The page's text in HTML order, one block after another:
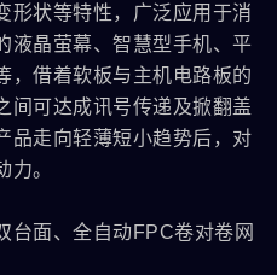
形状等特性，广泛应用于消
液晶萤幕、智慧型手机、平
，借着软板与主机电路板的
间可达成讯号传递及掀翻盖
品走向轻薄短小趋势后，对
力。
台面、全自动FPC卷对卷网